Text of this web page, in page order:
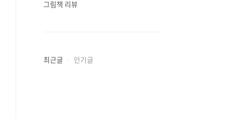
그림책 리뷰
최근글 인기글